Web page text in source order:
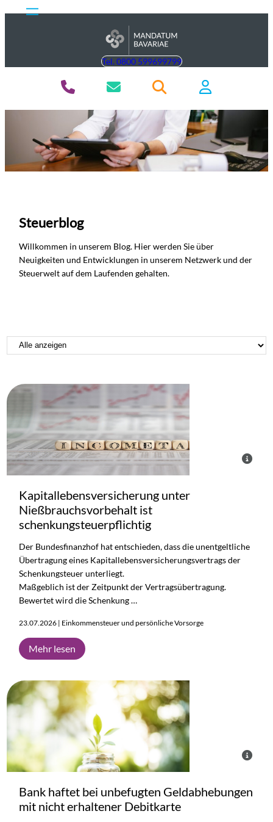
Tel. 0800 599699799
Steuerblog
Willkommen in unserem Blog. Hier werden Sie über
Neuigkeiten und Entwicklungen in unserem Netzwerk und der
Steuerwelt auf dem Laufenden gehalten.
Kapitallebensversicherung unter
Nießbrauchsvorbehalt ist
schenkungsteuerpflichtig
Der Bundesfinanzhof hat entschieden, dass die unentgeltliche
Übertragung eines Kapitallebensversicherungsvertrags der
Schenkungsteuer unterliegt.
Maßgeblich ist der Zeitpunkt der Vertragsübertragung.
Bewertet wird die Schenkung …
23.07.2026 | Einkommensteuer und persönliche Vorsorge
Mehr lesen
Bank haftet bei unbefugten Geldabhebungen
mit nicht erhaltener Debitkarte